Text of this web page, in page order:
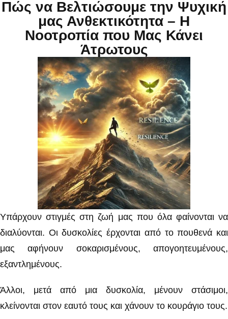
Πώς να Βελτιώσουμε την Ψυχική
μας Ανθεκτικότητα – Η
Νοοτροπία που Μας Κάνει
Άτρωτους
Υπάρχουν στιγμές στη ζωή μας που όλα φαίνονται να
διαλύονται. Οι δυσκολίες έρχονται από το πουθενά και
μας αφήνουν σοκαρισμένους, απογοητευμένους,
εξαντλημένους.
Άλλοι, μετά από μια δυσκολία, μένουν στάσιμοι,
κλείνονται στον εαυτό τους και χάνουν το κουράγιο τους.